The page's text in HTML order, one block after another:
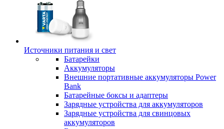
Источники питания и свет
Батарейки
Аккумуляторы
Внешние портативные аккумуляторы Power
Bank
Батарейные боксы и адаптеры
Зарядные устройства для аккумуляторов
Зарядные устройства для свинцовых
аккумуляторов